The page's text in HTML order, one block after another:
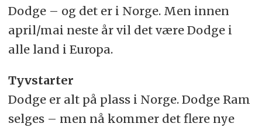
Dodge – og det er i Norge. Men innen
april/mai neste år vil det være Dodge i
alle land i Europa.
Tyvstarter
Dodge er alt på plass i Norge. Dodge Ram
selges – men nå kommer det flere nye